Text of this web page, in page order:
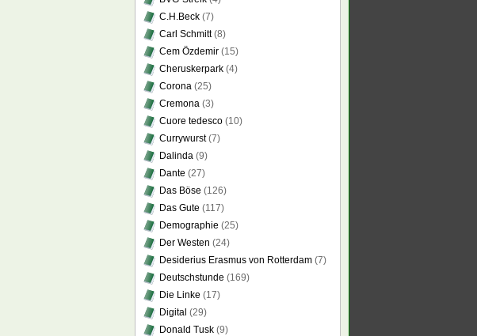
C.H.Beck (7)
Carl Schmitt(8)
Cem Özdemir (15)
Cheruskerpark (4)
Corona (25)
Cremona (3)
Cuore tedesco (10)
Currywurst(7)
Dalinda (9)
Dante (27)
Das Böse (126)
Das Gute (117)
Demographie (25)
Der Westen (24)
Desiderius Erasmus von Rotterdam (7)
Deutschstunde (169)
Die Linke (17)
Digital (29)
Donald Tusk (9)